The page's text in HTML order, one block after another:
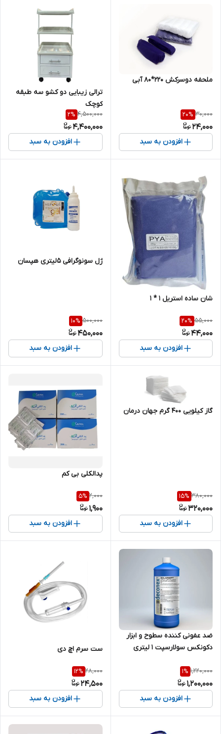
ملحفه دوسرکش 220*80 آبی
30,000
20%
24,000
افزودن به سبد
ترالی زیبایی دو کشو سه طبقه
کوچک
4,500,000
2%
4,400,000
افزودن به سبد
شان ساده استریل 1 * 1
55,000
20%
44,000
افزودن به سبد
ژل سونوگرافی 5لیتری هپسان
500,000
10%
450,000
افزودن به سبد
گاز کیلویی 400 گرم جهان درمان
380,000
15%
320,000
افزودن به سبد
پدالکلی بی کم
2,000
5%
1,900
افزودن به سبد
ضد عفونی کننده سطوح و ابزار
دکونکس سولارسپت 1 لیتری
1,220,000
1%
1,200,000
افزودن به سبد
ست سرم اچ دی
28,000
12%
24,500
افزودن به سبد